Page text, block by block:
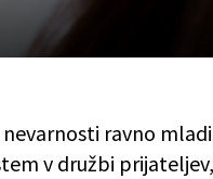
ravno
v družbi